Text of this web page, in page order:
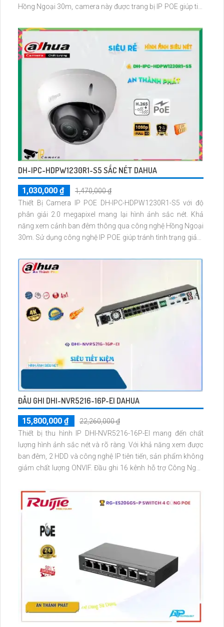
Hồng Ngoại 30m, camera này được trang bị IP POE giúp tiết
DH-IPC-HDPW1230R1-S5 SẮC NÉT DAHUA
1,030,000 ₫
1,470,000 ₫
Thiết Bị Camera IP POE DH-IPC-HDPW1230R1-S5 với độ
phân giải 2.0 megapixel mang lại hình ảnh sắc nét. Khả
năng xem cảnh ban đêm thông qua công nghệ Hồng Ngoại
30m. Sử dụng công nghệ IP POE giúp tránh tình trạng giảm
ĐẦU GHI DHI-NVR5216-16P-EI DAHUA
15,800,000 ₫
22,260,000 ₫
Thiết bị thu hình IP DHI-NVR5216-16P-EI mang đến chất
lượng hình ảnh sắc nét và rõ ràng. Với khả năng xem được
ban đêm, 2 HDD và công nghệ IP tiên tiến, sản phẩm không
giảm chất lượng ONVIF. Đầu ghi 16 kênh hỗ trợ Công Nghệ
ghi hình sắc nét và đáng tin cậy, thiết bị này là sự lựa chọn
hoàn hảo cho nhu cầu an ninh của bạn